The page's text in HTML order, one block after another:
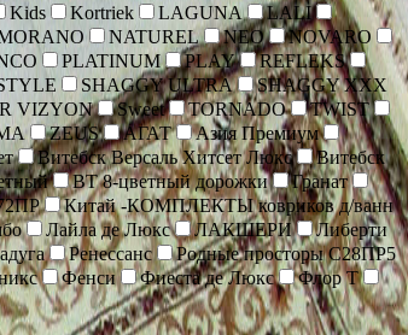
Kids Kortriek LAGUNA
LALI
NATUREL NEO
NOVARO
PLATINUM PLAY
REFLEKS
SHAGGY ULTRA
SHAGGY XXX
VIZYON Sweet TORNADO
TWIST
ZEUS АГАТ
Азия Премиум
Витебск Версаль Хитсет Люкс
Витебск
ВТ 8-цветный дорожки
Гранат
Китай -КОМПЛЕКТЫ ковриков д/ванн
Лайла де Люкс ЛАКШЕРИ
Либерти
Ренессанс
Родные просторы С28ПР5
Фенси Фиеста де Люкс
Флор Т